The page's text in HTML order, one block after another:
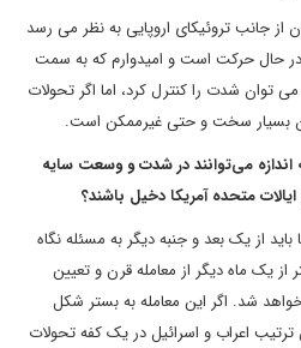
از جانب تروئیکای اروپایی به نظر می رسد
حال حرکت است و امیدوارم که به سمت
توان شدت را کنترل کرد، اما اگر تحولات
بسیار سخت و حتی غیرممکن است.
اندازه می‌توانند در شدت و وسعت سایه
متحده آمریکا دخیل باشند؟
از یک بعد و جنبه دیگر به مسئله نگاه
یک ماه دیگر از معامله قرن و تعیین
شد. اگر این معامله به بستر شکل
ترتیب اعراب و اسرائیل در یک کفه تحولات